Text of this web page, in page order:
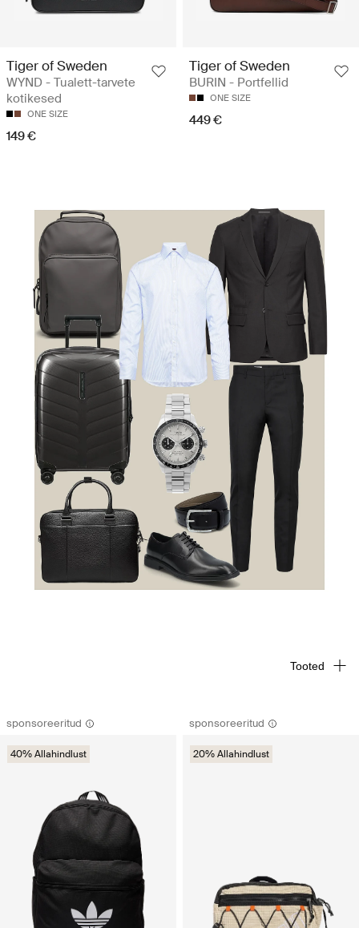
Tiger of Sweden
WYND - Tualett-tarvete
kotikesed
ONE SIZE
149 €
Tiger of Sweden
BURIN - Portfellid
ONE SIZE
449 €
sponsoreeritud
40% Allahindlust
sponsoreeritud
20% Allahindlust
Tooted